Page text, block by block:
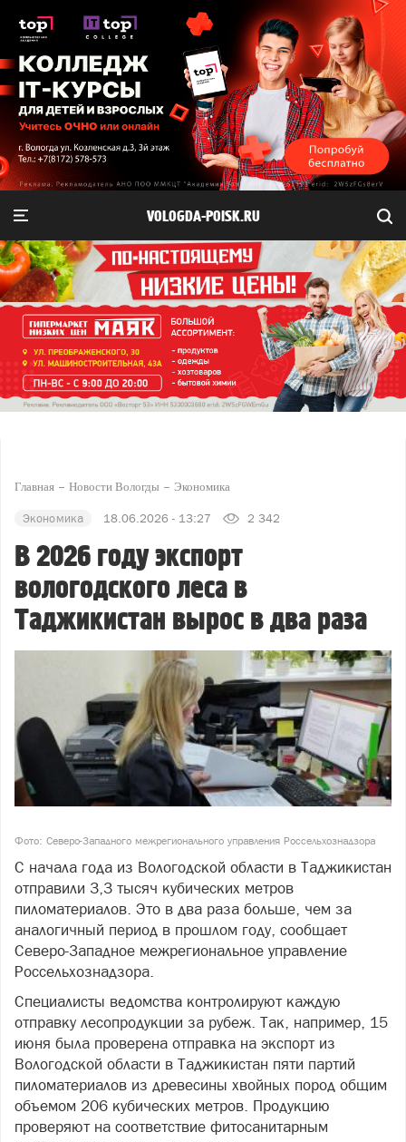
VOLOGDA-POISK.RU
Главная Новости Вологды Экономика
Экономика 18.06.2026 - 13:27 2 342
В 2026 году экспорт
вологодского леса в
Таджикистан вырос в два раза
Фото: Северо-Западного межрегионального управления Россельхознадзора
С начала года из Вологодской области в Таджикистан
отправили 3,3 тысяч кубических метров
пиломатериалов. Это в два раза больше, чем за
аналогичный период в прошлом году, сообщает
Северо-Западное межрегиональное управление
Россельхознадзора.
Специалисты ведомства контролируют каждую
отправку лесопродукции за рубеж. Так, например, 15
июня была проверена отправка на экспорт из
Вологодской области в Таджикистан пяти партий
пиломатериалов из древесины хвойных пород общим
объемом 206 кубических метров. Продукцию
проверяют на соответствие фитосанитарным